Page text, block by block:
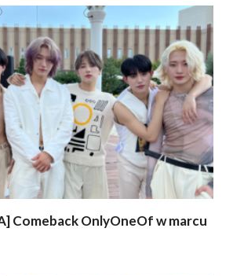
Comeback OnlyOneOf w marcu